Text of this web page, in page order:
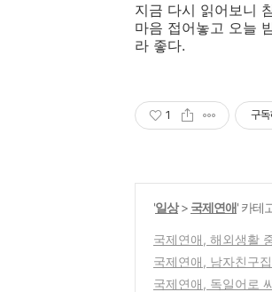
지금 다시 읽어보니
마음 접어놓고 오늘
라 좋다.
1 구독
'일상> 국제연애' 카테
국제연애, 해외생활
국제연애, 남자친구
국제연애, 독일어로